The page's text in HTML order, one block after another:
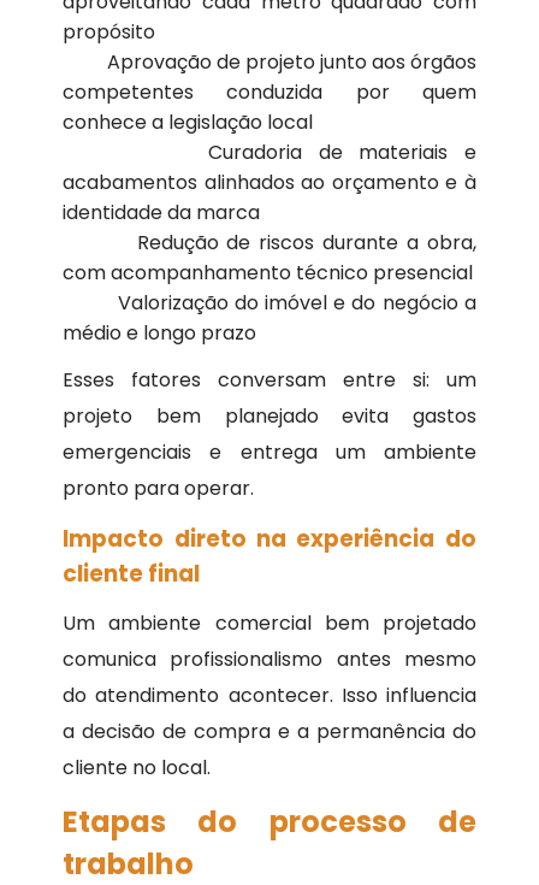
propósito
Aprovação de projeto junto aos órgãos
competentes conduzida por quem
conhece a legislação local
Curadoria de materiais e
acabamentos alinhados ao orçamento e à
identidade da marca
Redução de riscos durante a obra,
com acompanhamento técnico presencial
Valorização do imóvel e do negócio a
médio e longo prazo
Esses fatores conversam entre si: um
projeto bem planejado evita gastos
emergenciais e entrega um ambiente
pronto para operar.
Impacto direto na experiência do
cliente final
Um ambiente comercial bem projetado
comunica profissionalismo antes mesmo
do atendimento acontecer. Isso influencia
a decisão de compra e a permanência do
cliente no local.
Etapas do processo de
trabalho